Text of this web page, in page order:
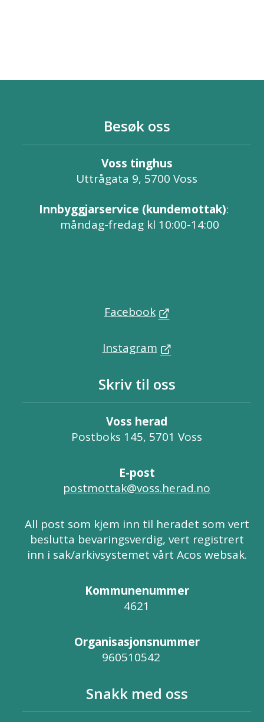
Besøk oss
Voss tinghus
Uttrågata 9, 5700 Voss
Innbyggjarservice (kundemottak):
måndag-fredag kl 10:00-14:00
Facebook
Instagram
Skriv til oss
Voss herad
Postboks 145, 5701 Voss
E-post
postmottak@voss.herad.no
All post som kjem inn til heradet som vert
beslutta bevaringsverdig, vert registrert
inn i sak/arkivsystemet vårt Acos websak.
Kommunenummer
4621
Organisasjonsnummer
960510542
Snakk med oss